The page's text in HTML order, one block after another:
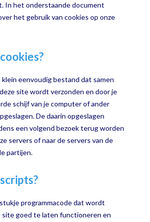
In het onderstaande document
het gebruik van cookies op onze
klein eenvoudig bestand dat samen
site wordt verzonden en door je
schijf van je computer of ander
De daarin opgeslagen
een volgend bezoek terug worden
servers of naar de servers van de
partijen.
programmacode dat wordt
site goed te laten functioneren en